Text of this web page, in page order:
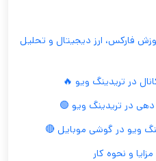
فارکس، ارز دیجیتال و تحلیل
در تریدینگ ویو 🔥
ویو در گوشی موبایل 🔴
و نحوه کار